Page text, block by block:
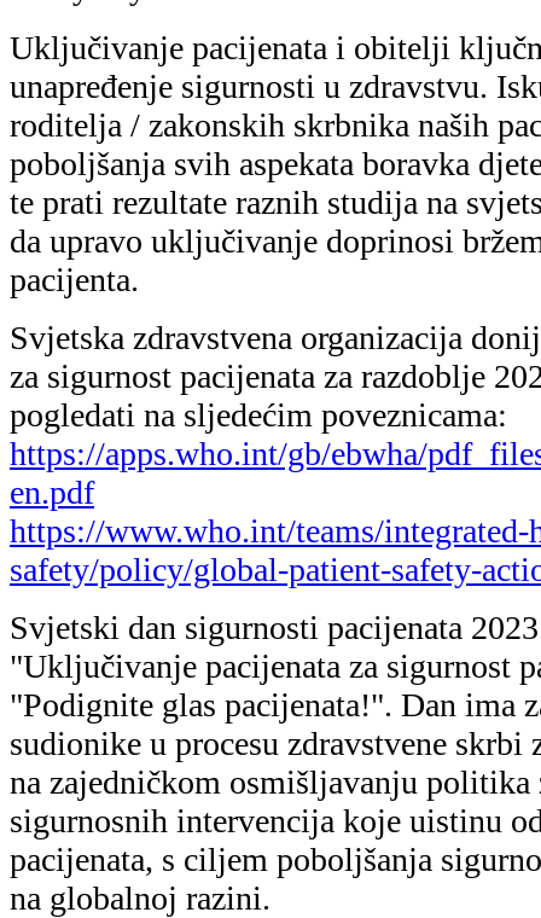
Uključivanje pacijenata i obitelji
unapređenje sigurnosti u zdravstvu.
roditelja / zakonskih skrbnika naših
poboljšanja svih aspekata boravka
te prati rezultate raznih studija na
da upravo uključivanje doprinosi
pacijenta.
Svjetska zdravstvena organizacija
za sigurnost pacijenata za razdoblje
pogledati na sljedećim poveznicama:
https://apps.who.int/gb/ebwha/
en.pdf
https://www.who.int/teams/integrated-
safety/policy/global-patient-safety-
Svjetski dan sigurnosti pacijenata
"Uključivanje pacijenata za sigurnost
"Podignite glas pacijenata!". Dan ima
sudionike u procesu zdravstvene skrbi
na zajedničkom osmišljavanju politika
sigurnosnih intervencija koje uistinu
pacijenata, s ciljem poboljšanja
na globalnoj razini.